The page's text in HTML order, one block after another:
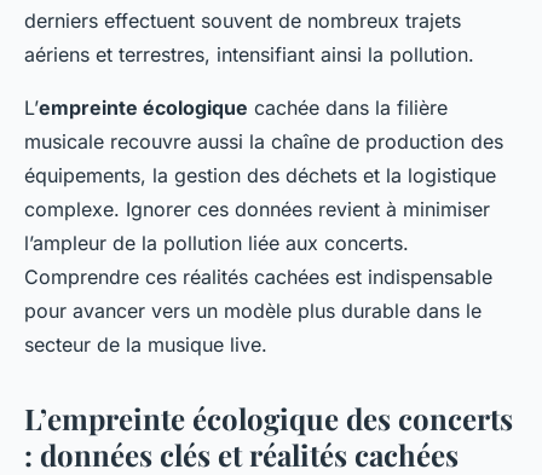
derniers effectuent souvent de nombreux trajets
aériens et terrestres, intensifiant ainsi la pollution.
L’empreinte écologique cachée dans la filière
musicale recouvre aussi la chaîne de production des
équipements, la gestion des déchets et la logistique
complexe. Ignorer ces données revient à minimiser
l’ampleur de la pollution liée aux concerts.
Comprendre ces réalités cachées est indispensable
pour avancer vers un modèle plus durable dans le
secteur de la musique live.
L’empreinte écologique des concerts
: données clés et réalités cachées